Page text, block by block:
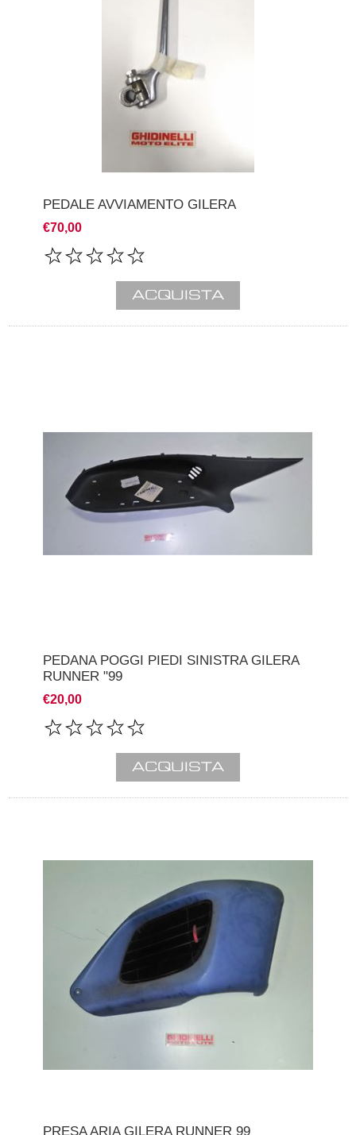
PEDALE AVVIAMENTO GILERA
€70,00
PEDANA POGGI PIEDI SINISTRA GILERA
RUNNER "99
€20,00
PRESA ARIA GILERA RUNNER 99